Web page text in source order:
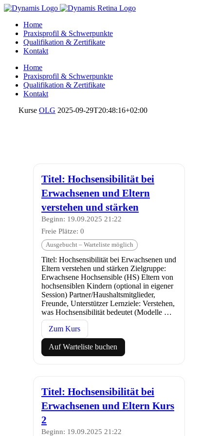
Home
Praxisprofil & Schwerpunkte
Qualifikation & Zertifikate
Kontakt
Home
Praxisprofil & Schwerpunkte
Qualifikation & Zertifikate
Kontakt
Kurse OLG 2025-09-29T20:48:16+02:00
Titel: Hochsensibilität bei
Erwachsenen und Eltern
verstehen und stärken
Beginn: 19.09.2025 21:22
Freie Plätze: 0
Ausgebucht – Warteliste möglich
Titel: Hochsensibilität bei Erwachsenen und
Eltern verstehen und stärken Zielgruppe:
Erwachsene Hochsensible (HS) Eltern von
hochsensiblen Kindern (optional in eigener
Session) Partner/Haushaltsmitglieder,
Freunde, Unterstützer Lernziele: Verstehen,
was Hochsensibilität bedeutet (Modelle …
Zum Kurs
Auf Warteliste buchen
Titel: Hochsensibilität bei
Erwachsenen und Eltern Kurs
2
Beginn: 19.09.2025 21:22